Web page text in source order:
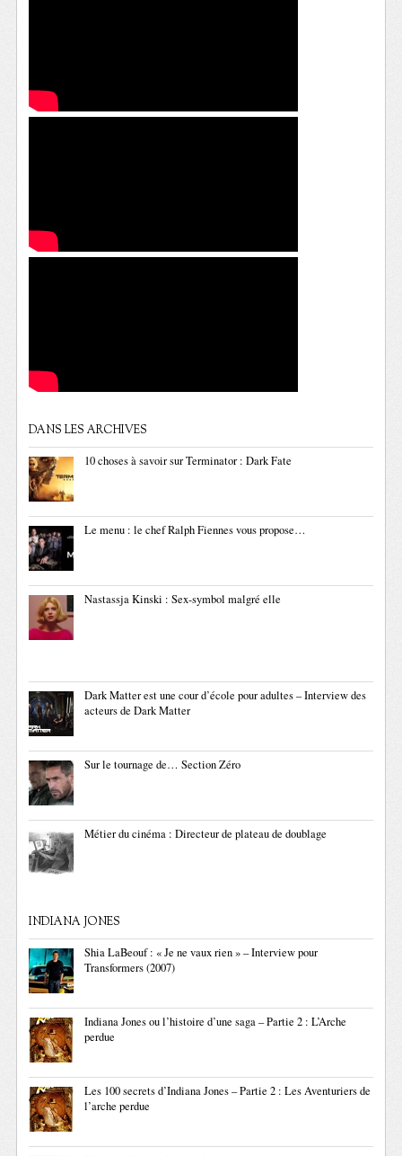
DANS LES ARCHIVES
10 choses à savoir sur Terminator : Dark Fate
Le menu : le chef Ralph Fiennes vous propose…
Nastassja Kinski : Sex-symbol malgré elle
Dark Matter est une cour d’école pour adultes – Interview des
acteurs de Dark Matter
Sur le tournage de… Section Zéro
Métier du cinéma : Directeur de plateau de doublage
INDIANA JONES
Shia LaBeouf : « Je ne vaux rien » – Interview pour
Transformers (2007)
Indiana Jones ou l’histoire d’une saga – Partie 2 : L’Arche
perdue
Les 100 secrets d’Indiana Jones – Partie 2 : Les Aventuriers de
l’arche perdue